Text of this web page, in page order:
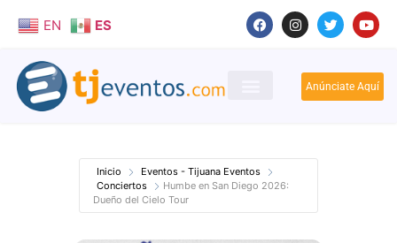
EN ES
Anúnciate Aquí
Inicio
Eventos - Tijuana Eventos
Conciertos
Humbe en San Diego 2026:
Dueño del Cielo Tour